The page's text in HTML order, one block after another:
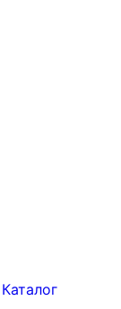
Каталог